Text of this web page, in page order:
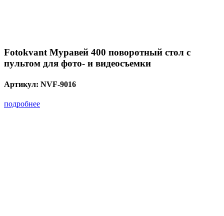
Fotokvant Муравей 400 поворотный стол с
пультом для фото- и видеосъемки
Артикул: NVF-9016
подробнее